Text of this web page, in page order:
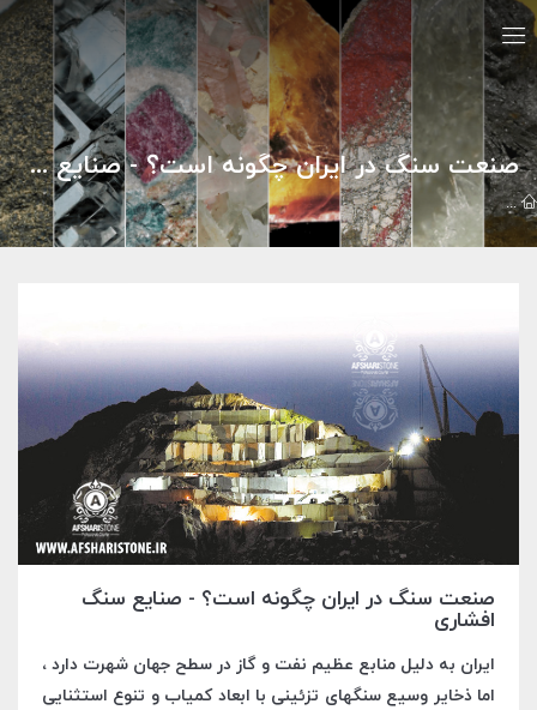
صنعت سنگ در ایران چگونه است؟ - صنایع سنگ افشاری
مقالات صنعت سنگ صنعت سنگ در ایران چگونه است؟ - صنایع
صنعت سنگ در ایران چگونه است؟ - صنایع سنگ
افشاری
ایران به دلیل منابع عظیم نفت و گاز در سطح جهان شهرت دارد ،
اما ذخایر وسیع سنگهای تزئینی با ابعاد کمیاب و تنوع استثنایی